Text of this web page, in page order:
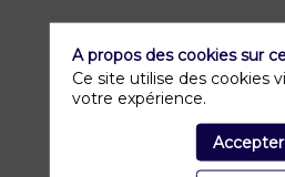
A propos des cookies sur
Ce site utilise des cookies
votre expérience.
Accepter